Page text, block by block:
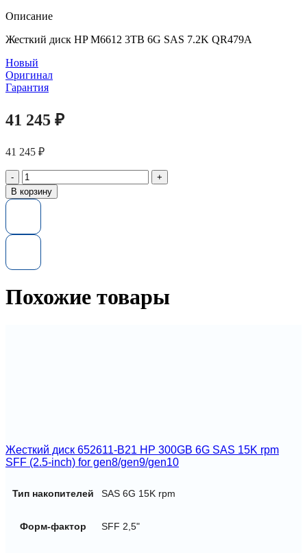
Описание
Жесткий диск HP M6612 3TB 6G SAS 7.2K QR479A
Новый
Оригинал
Гарантия
41 245 ₽
41 245 ₽
Количество
товара
Жесткий
HP
3TB
6G
7.2K
В корзину
Похожие товары
Жесткий диск 652611-B21 HP 300GB 6G SAS 15K rpm
SFF (2.5-inch) for gen8/gen9/gen10
Тип накопителей SAS 6G 15K rpm
Форм-фактор SFF 2,5"